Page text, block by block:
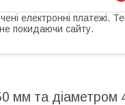
електронні платежі.
покидаючи сайту.
мм та діаметром